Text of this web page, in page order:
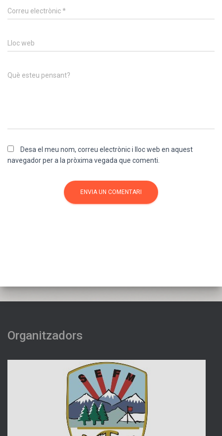
Correu electrònic*
Lloc web
Què esteu pensant?
Desa el meu nom, correu electrònic i lloc web en aquest
navegador per a la pròxima vegada que comenti.
Organitzadors